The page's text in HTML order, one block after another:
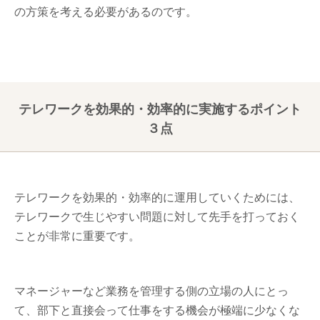
の方策を考える必要があるのです。
テレワークを効果的・効率的に実施するポイント
３点
テレワークを効果的・効率的に運用していくためには、
テレワークで生じやすい問題に対して先手を打っておく
ことが非常に重要です。
マネージャーなど業務を管理する側の立場の人にとっ
て、部下と直接会って仕事をする機会が極端に少なくな